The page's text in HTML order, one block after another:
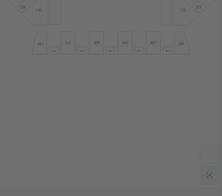
130
131
407A
407
408
408A
409
409A
410
410A
411
121
122
406
406A